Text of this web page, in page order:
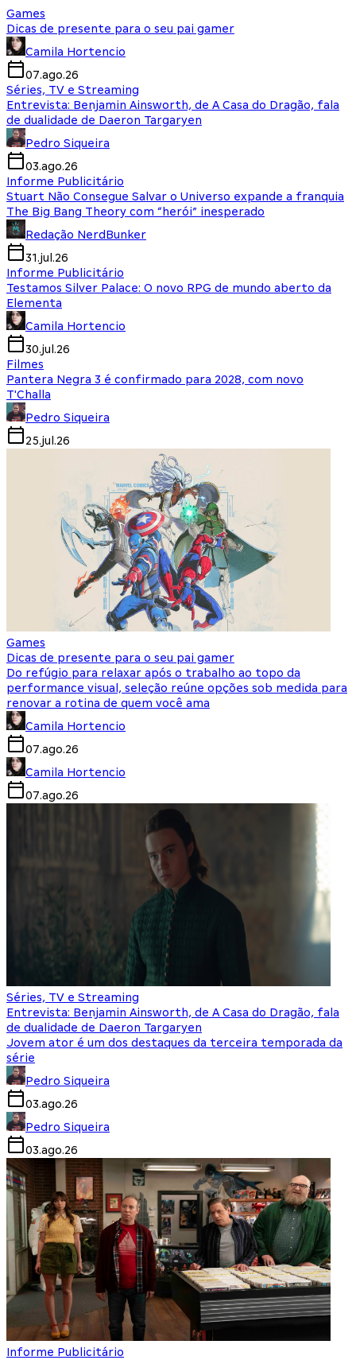
Games
Dicas de presente para o seu pai gamer
Camila Hortencio
07.ago.26
Séries, TV e Streaming
Entrevista: Benjamin Ainsworth, de A Casa do Dragão, fala
de dualidade de Daeron Targaryen
Pedro Siqueira
03.ago.26
Informe Publicitário
Stuart Não Consegue Salvar o Universo expande a franquia
The Big Bang Theory com “herói” inesperado
Redação NerdBunker
31.jul.26
Informe Publicitário
Testamos Silver Palace: O novo RPG de mundo aberto da
Elementa
Camila Hortencio
30.jul.26
Filmes
Pantera Negra 3 é confirmado para 2028, com novo
T'Challa
Pedro Siqueira
25.jul.26
Games
Dicas de presente para o seu pai gamer
Do refúgio para relaxar após o trabalho ao topo da
performance visual, seleção reúne opções sob medida para
renovar a rotina de quem você ama
Camila Hortencio
07.ago.26
Camila Hortencio
07.ago.26
Séries, TV e Streaming
Entrevista: Benjamin Ainsworth, de A Casa do Dragão, fala
de dualidade de Daeron Targaryen
Jovem ator é um dos destaques da terceira temporada da
série
Pedro Siqueira
03.ago.26
Pedro Siqueira
03.ago.26
Informe Publicitário